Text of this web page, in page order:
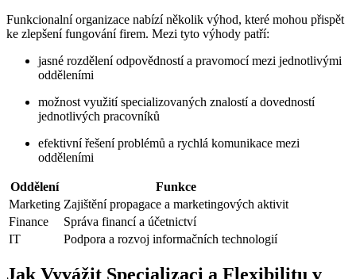
Funkcionalní organizace nabízí několik výhod, které mohou přispět
ke zlepšení fungování firem. Mezi tyto výhody patří:
jasné rozdělení odpovědností a pravomocí mezi jednotlivými
odděleními
možnost využití specializovaných znalostí a dovedností
jednotlivých pracovníků
efektivní řešení problémů a rychlá komunikace mezi
odděleními
Oddělení
Funkce
Marketing Zajištění propagace a marketingových aktivit
Finance
Správa financí a účetnictví
IT
Podpora a rozvoj informačních technologií
Jak Vyvážit Specializaci a Flexibilitu v